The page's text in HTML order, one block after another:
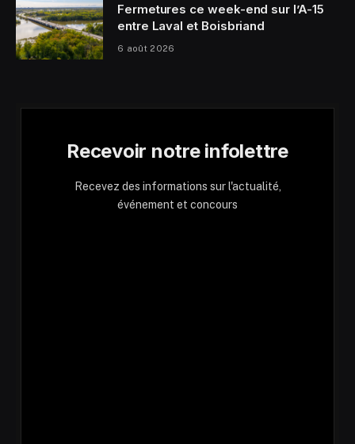
Fermetures ce week-end sur l’A-15
entre Laval et Boisbriand
6 août 2026
Recevoir notre infolettre
Recevez des informations sur l'actualité,
événement et concours